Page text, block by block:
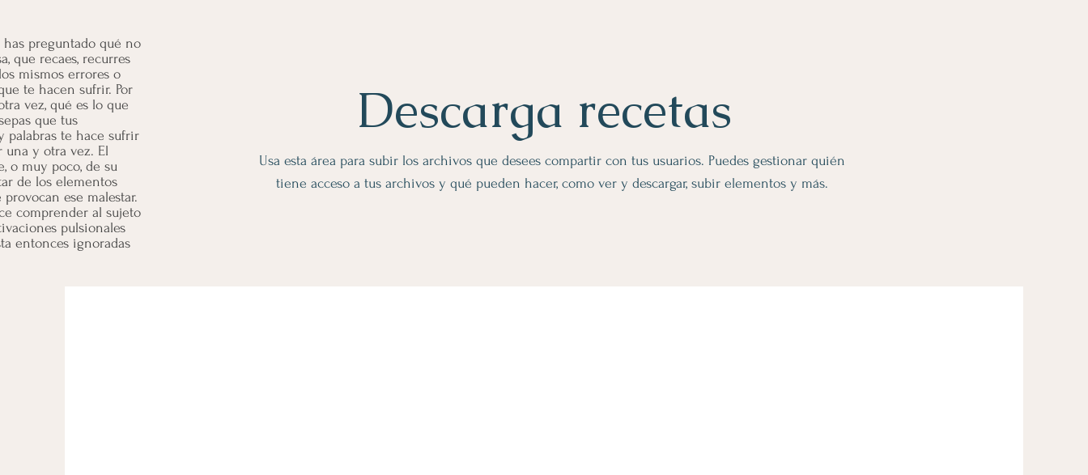
has preguntado qué no
que recaes, recurres
mismos errores o
te hacen sufrir. Por
vez, qué es lo que
que tus
palabras te hace sufrir
una y otra vez. El
o muy poco, de su
de los elementos
ese malestar.
comprender al sujeto
pulsionales
entonces ignoradas
Descarga recetas
Usa esta área para subir los archivos que desees compartir con tus usuarios. Puedes gestionar quién
tiene acceso a tus archivos y qué pueden hacer, como ver y descargar, subir elementos y más.